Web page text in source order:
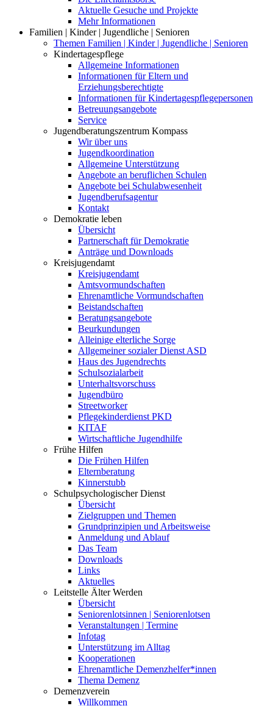
Aktuelle Gesuche und Projekte
Mehr Informationen
Familien | Kinder | Jugendliche | Senioren
Themen Familien | Kinder | Jugendliche | Senioren
Kindertagespflege
Allgemeine Informationen
Informationen für Eltern und
Erziehungsberechtigte
Informationen für Kindertagespflegepersonen
Betreuungsangebote
Service
Jugendberatungszentrum Kompass
Wir über uns
Jugendkoordination
Allgemeine Unterstützung
Angebote an beruflichen Schulen
Angebote bei Schulabwesenheit
Jugendberufsagentur
Kontakt
Demokratie leben
Übersicht
Partnerschaft für Demokratie
Anträge und Downloads
Kreisjugendamt
Kreisjugendamt
Amtsvormundschaften
Ehrenamtliche Vormundschaften
Beistandschaften
Beratungsangebote
Beurkundungen
Alleinige elterliche Sorge
Allgemeiner sozialer Dienst ASD
Haus des Jugendrechts
Schulsozialarbeit
Unterhaltsvorschuss
Jugendbüro
Streetworker
Pflegekinderdienst PKD
KITAF
Wirtschaftliche Jugendhilfe
Frühe Hilfen
Die Frühen Hilfen
Elternberatung
Kinnerstubb
Schulpsychologischer Dienst
Übersicht
Zielgruppen und Themen
Grundprinzipien und Arbeitsweise
Anmeldung und Ablauf
Das Team
Downloads
Links
Aktuelles
Leitstelle Älter Werden
Übersicht
Seniorenlotsinnen | Seniorenlotsen
Veranstaltungen | Termine
Infotag
Unterstützung im Alltag
Kooperationen
Ehrenamtliche Demenzhelfer*innen
Thema Demenz
Demenzverein
Willkommen